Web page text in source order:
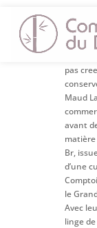
d’hôtel
pas
Maud
avant
Br,
d’une
le
Avec
linge